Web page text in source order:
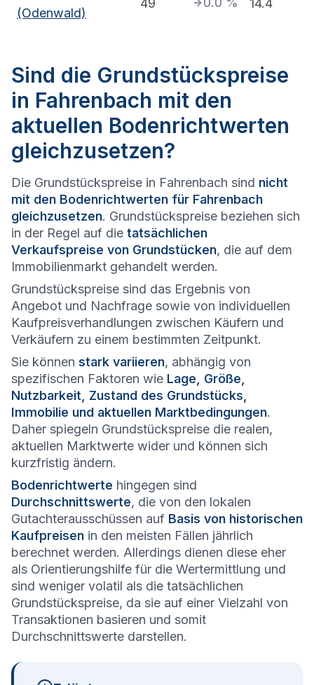
(Odenwald)
49 14.4
Sind die Grundstückspreise
in Fahrenbach mit den
aktuellen Bodenrichtwerten
gleichzusetzen?
Die Grundstückspreise in Fahrenbach sind nicht
mit den Bodenrichtwerten für Fahrenbach
gleichzusetzen. Grundstückspreise beziehen sich
in der Regel auf die tatsächlichen
Verkaufspreise von Grundstücken, die auf dem
Immobilienmarkt gehandelt werden.
Grundstückspreise sind das Ergebnis von
Angebot und Nachfrage sowie von individuellen
Kaufpreisverhandlungen zwischen Käufern und
Verkäufern zu einem bestimmten Zeitpunkt.
Sie können stark variieren, abhängig von
spezifischen Faktoren wie Lage, Größe,
Nutzbarkeit, Zustand des Grundstücks,
Immobilie und aktuellen Marktbedingungen.
Daher spiegeln Grundstückspreise die realen,
aktuellen Marktwerte wider und können sich
kurzfristig ändern.
Bodenrichtwerte hingegen sind
Durchschnittswerte, die von den lokalen
Gutachterausschüssen auf Basis von historischen
Kaufpreisen in den meisten Fällen jährlich
berechnet werden. Allerdings dienen diese eher
als Orientierungshilfe für die Wertermittlung und
sind weniger volatil als die tatsächlichen
Grundstückspreise, da sie auf einer Vielzahl von
Transaktionen basieren und somit
Durchschnittswerte darstellen.